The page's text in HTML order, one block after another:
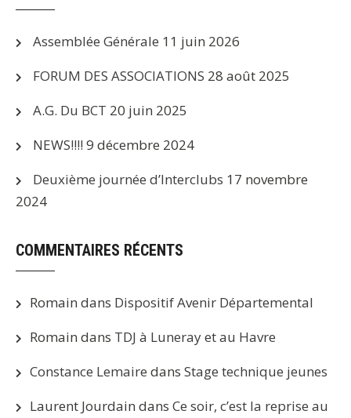
Assemblée Générale 11 juin 2026
FORUM DES ASSOCIATIONS 28 août 2025
A.G. Du BCT 20 juin 2025
NEWS!!!! 9 décembre 2024
Deuxième journée d’Interclubs 17 novembre
2024
COMMENTAIRES RÉCENTS
Romain dans Dispositif Avenir Départemental
Romain dans TDJ à Luneray et au Havre
Constance Lemaire dans Stage technique jeunes
Laurent Jourdain dans Ce soir, c’est la reprise au